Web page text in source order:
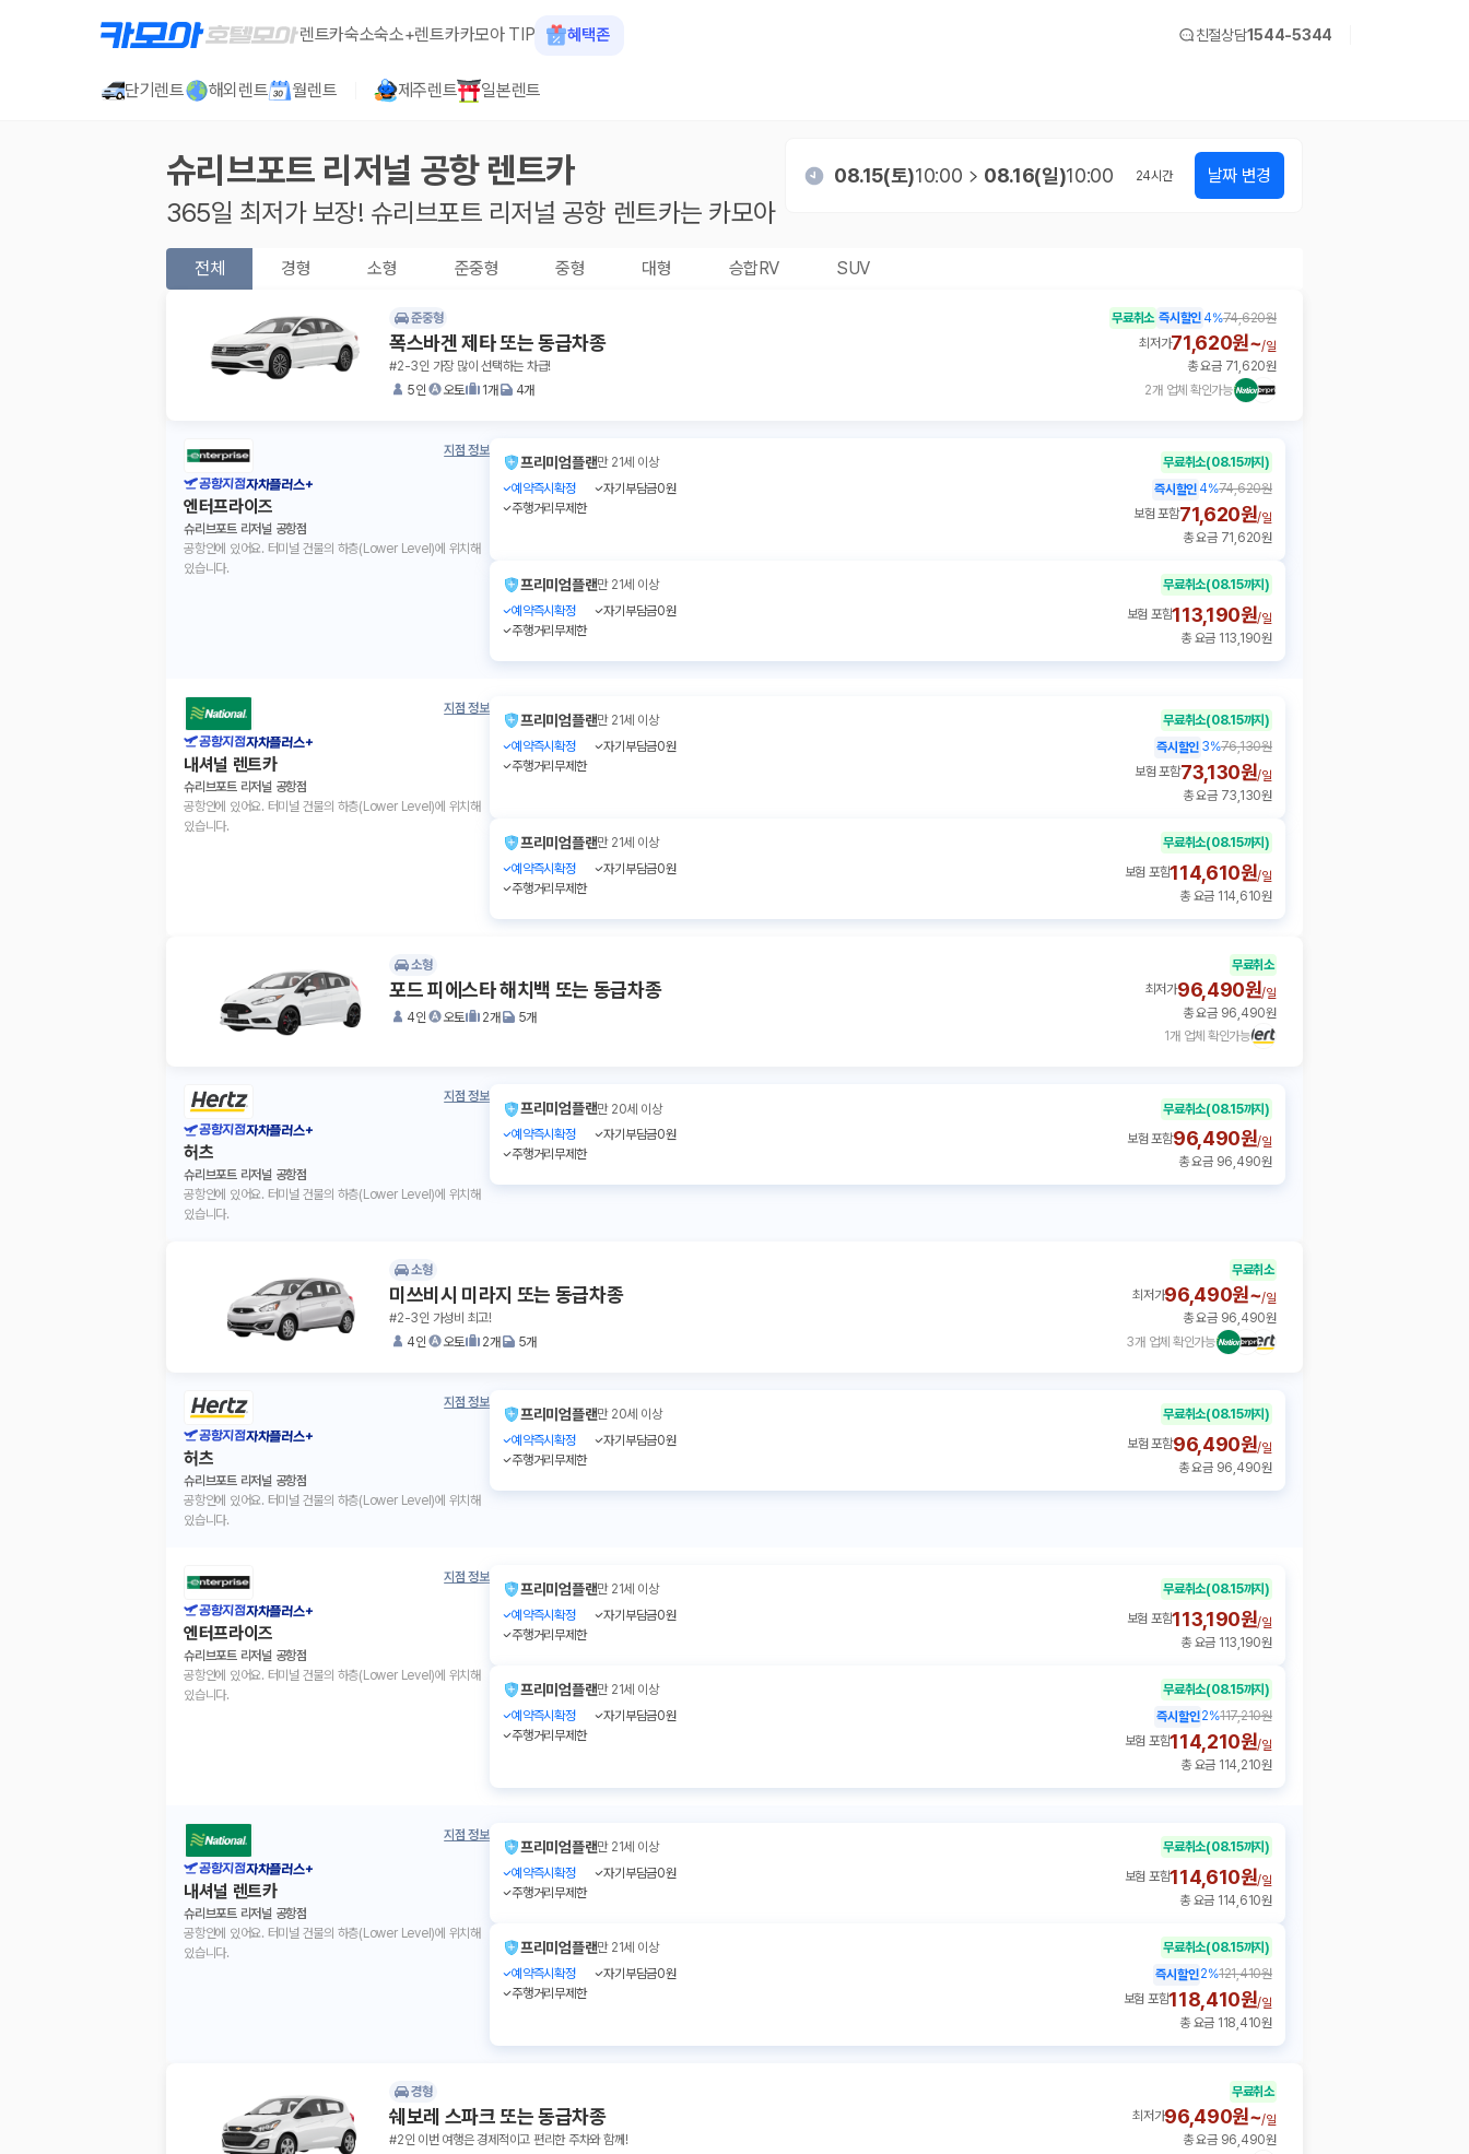
렌트카숙소숙소+렌트카카모아 TIP 혜택존 친절상담1544-5344
단기렌트 해외렌트 월렌트 제주렌트 일본렌트
슈리브포트 리저널 공항렌트카
365일 최저가 보장! 슈리브포트 리저널 공항 렌트카는 카모아
08.15(토)10:00 08.16(일)10:00 24시간 날짜 변경
전체 경형 소형 준중형 중형 대형 승합RV SUV
준중형
폭스바겐 제타 또는 동급차종
#2-3인 가장 많이 선택하는 차급!
5인
오토 1개 4개 2개 업체 확인가능
무료취소 즉시할인 4%74,620원
최저가71,620원~/일
총 요금 71,620원
지점 정보
공항지점자차플러스+
엔터프라이즈
슈리브포트 리저널 공항점
공항안에 있어요. 터미널 건물의 하층(Lower Level)에 위치해
있습니다.
프리미엄플랜만 21세 이상 무료취소(08.15까지)
예약즉시확정
자기부담금0원
주행거리무제한
즉시할인 4%74,620원
보험 포함71,620원/일
총 요금 71,620원
프리미엄플랜만 21세 이상 무료취소(08.15까지)
예약즉시확정
자기부담금0원
주행거리무제한
보험 포함113,190원/일
총 요금 113,190원
지점 정보
공항지점자차플러스+
내셔널 렌트카
슈리브포트 리저널 공항점
공항안에 있어요. 터미널 건물의 하층(Lower Level)에 위치해
있습니다.
프리미엄플랜만 21세 이상 무료취소(08.15까지)
예약즉시확정
자기부담금0원
주행거리무제한
즉시할인 3%76,130원
보험 포함73,130원/일
총 요금 73,130원
프리미엄플랜만 21세 이상 무료취소(08.15까지)
예약즉시확정
자기부담금0원
주행거리무제한
보험 포함114,610원/일
총 요금 114,610원
소형
포드 피에스타 해치백 또는 동급차종
4인 오토 2개
5개
1개 업체 확인가능
무료취소
최저가96,490원/일
총 요금 96,490원
지점 정보
공항지점자차플러스+
허츠
슈리브포트 리저널 공항점
공항안에 있어요. 터미널 건물의 하층(Lower Level)에 위치해
있습니다.
프리미엄플랜만 20세 이상 무료취소(08.15까지)
예약즉시확정
자기부담금0원
주행거리무제한
보험 포함96,490원/일
총 요금 96,490원
소형
미쓰비시 미라지 또는 동급차종
#2-3인 가성비 최고!
4인
오토 2개 5개 3개 업체 확인가능
무료취소
최저가96,490원~/일
총 요금 96,490원
지점 정보
공항지점자차플러스+
허츠
슈리브포트 리저널 공항점
공항안에 있어요. 터미널 건물의 하층(Lower Level)에 위치해
있습니다.
프리미엄플랜만 20세 이상 무료취소(08.15까지)
예약즉시확정
자기부담금0원
주행거리무제한
보험 포함96,490원/일
총 요금 96,490원
지점 정보
공항지점자차플러스+
엔터프라이즈
슈리브포트 리저널 공항점
공항안에 있어요. 터미널 건물의 하층(Lower Level)에 위치해
있습니다.
프리미엄플랜만 21세 이상 무료취소(08.15까지)
예약즉시확정
자기부담금0원
주행거리무제한
보험 포함113,190원/일
총 요금 113,190원
프리미엄플랜만 21세 이상 무료취소(08.15까지)
예약즉시확정
자기부담금0원
주행거리무제한
즉시할인2%117,210원
보험 포함114,210원/일
총 요금 114,210원
지점 정보
공항지점자차플러스+
내셔널 렌트카
슈리브포트 리저널 공항점
공항안에 있어요. 터미널 건물의 하층(Lower Level)에 위치해
있습니다.
프리미엄플랜만 21세 이상 무료취소(08.15까지)
예약즉시확정
자기부담금0원
주행거리무제한
보험 포함114,610원/일
총 요금 114,610원
프리미엄플랜만 21세 이상 무료취소(08.15까지)
예약즉시확정
자기부담금0원
주행거리무제한
즉시할인2%121,410원
보험 포함118,410원/일
총 요금 118,410원
경형
쉐보레 스파크 또는 동급차종
#2인 이번 여행은 경제적이고 편리한 주차와 함께!
무료취소
최저가96,490원~/일
총 요금 96,490원